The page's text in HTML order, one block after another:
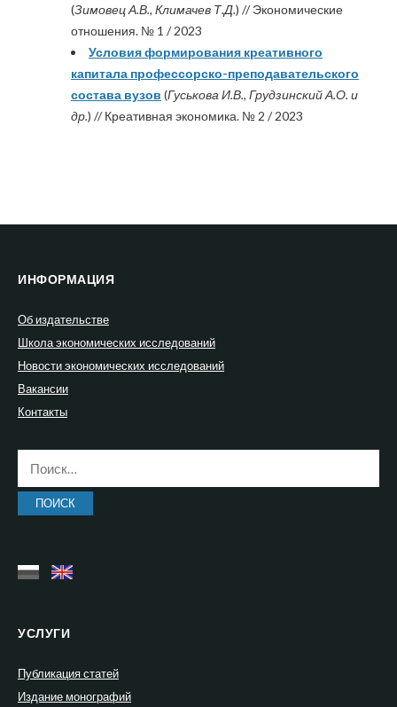
(Зимовец А.В., Климачев Т.Д.) // Экономические
отношения. № 1 / 2023
Условия формирования креативного
капитала профессорско-преподавательского
состава вузов (Гуськова И.В., Грудзинский А.О. и
др.) // Креативная экономика. № 2 / 2023
ИНФОРМАЦИЯ
Об издательстве
Школа экономических исследований
Новости экономических исследований
Вакансии
Контакты
УСЛУГИ
Публикация статей
Издание монографий